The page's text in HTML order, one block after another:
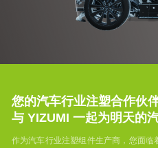
高速
高速
精密
注塑
机
您的汽车行业注塑合作伙
与 YIZUMI 一起为明天的
作为汽车行业注塑组件生产商，您面